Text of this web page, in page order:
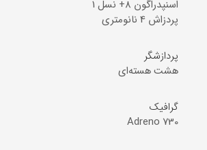
پردزاش 4 نانومتری
پردازشگر
هشت هسته‌ای
گرافیک
Adreno 730